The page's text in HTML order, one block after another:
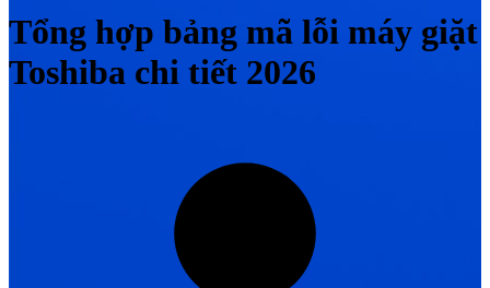
Tổng hợp bảng mã lỗi máy giặt
Toshiba chi tiết 2026